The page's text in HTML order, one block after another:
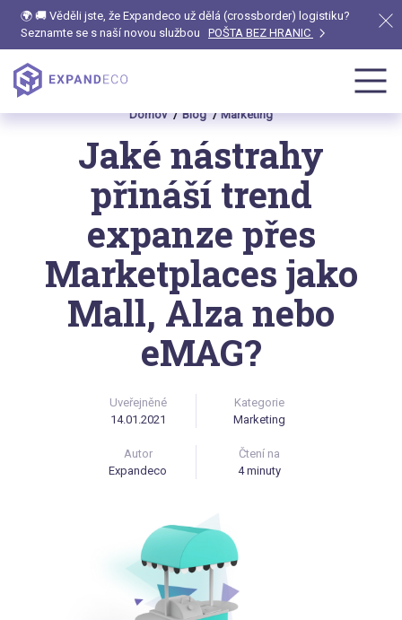
🌍 🚚 Věděli jste, že Expandeco už dělá (crossborder) logistiku?
Seznamte se s naší novou službou
POŠTA BEZ HRANIC
Domov Blog Marketing
Jaké nástrahy
přináší trend
expanze přes
Marketplaces jako
Mall, Alza nebo
eMAG?
Uveřejněné
14.01.2021
Kategorie
Marketing
Autor
Expandeco
Čtení na
4 minuty